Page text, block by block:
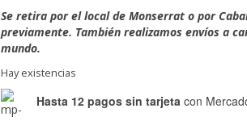
Se retira por el local de Monserrat o por
previamente. También realizamos envíos a
mundo.
Hay existencias
Hasta 12 pagos sin tarjetacon